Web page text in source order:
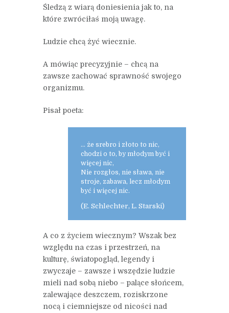
Śledzą z wiarą doniesienia jak to, na
które zwróciłaś moją uwagę.
Ludzie chcą żyć wiecznie.
A mówiąc precyzyjnie – chcą na
zawsze zachować sprawność swojego
organizmu.
Pisał poeta:
… że srebro i złoto to nic,
chodzi o to, by młodym być i
więcej nic,
Nie rozgłos, nie sława, nie
stroje, zabawa, lecz młodym
być i więcej nic.
(E. Schlechter, L. Starski)
A co z życiem wiecznym? Wszak bez
względu na czas i przestrzeń, na
kulturę, światopogląd, legendy i
zwyczaje – zawsze i wszędzie ludzie
mieli nad sobą niebo – palące słońcem,
zalewające deszczem, roziskrzone
nocą i ciemniejsze od nicości nad